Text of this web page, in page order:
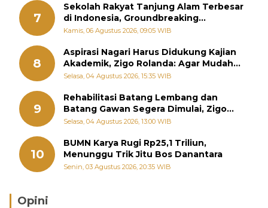
7
Sekolah Rakyat Tanjung Alam Terbesar
di Indonesia, Groundbreaking
September
Kamis, 06 Agustus 2026, 09:05 WIB
8
Aspirasi Nagari Harus Didukung Kajian
Akademik, Zigo Rolanda: Agar Mudah
Diperjuangkan di Kementerian
Selasa, 04 Agustus 2026, 15:35 WIB
9
Rehabilitasi Batang Lembang dan
Batang Gawan Segera Dimulai, Zigo
Rolanda Pastikan Proyek Berjalan
Selasa, 04 Agustus 2026, 13:00 WIB
10
BUMN Karya Rugi Rp25,1 Triliun,
Menunggu Trik Jitu Bos Danantara
Senin, 03 Agustus 2026, 20:35 WIB
Opini